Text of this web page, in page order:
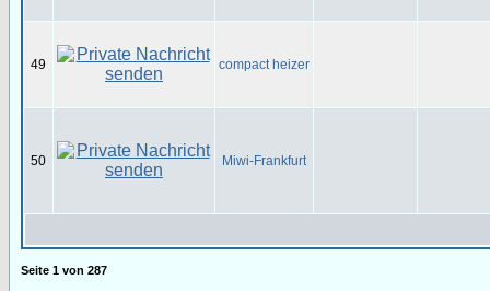
49 compact heizer
50 Miwi-Frankfurt
Seite 1 von 287